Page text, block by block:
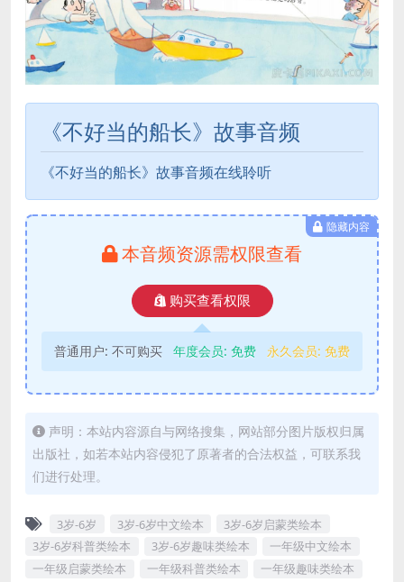
《不好当的船长》故事音频
《不好当的船长》故事音频在线聆听
隐藏内容
本音频资源需权限查看
购买查看权限
普通用户: 不可购买 年度会员: 免费 永久会员: 免费
声明：本站内容源自与网络搜集，网站部分图片版权归属
出版社，如若本站内容侵犯了原著者的合法权益，可联系我
们进行处理。
3岁-6岁 3岁-6岁中文绘本
3岁-6岁启蒙类绘本
3岁-6岁科普类绘本
3岁-6岁趣味类绘本
一年级中文绘本
一年级启蒙类绘本
一年级科普类绘本
一年级趣味类绘本